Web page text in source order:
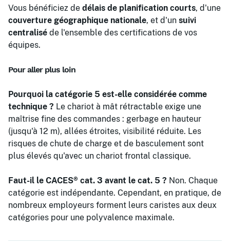
Vous bénéficiez de délais de planification courts, d'une
couverture géographique nationale, et d'un suivi
centralisé de l'ensemble des certifications de vos
équipes.
Pour aller plus loin
Pourquoi la catégorie 5 est-elle considérée comme
technique ? Le chariot à mât rétractable exige une
maîtrise fine des commandes : gerbage en hauteur
(jusqu'à 12 m), allées étroites, visibilité réduite. Les
risques de chute de charge et de basculement sont
plus élevés qu'avec un chariot frontal classique.
Faut-il le CACES® cat. 3 avant le cat. 5 ? Non. Chaque
catégorie est indépendante. Cependant, en pratique, de
nombreux employeurs forment leurs caristes aux deux
catégories pour une polyvalence maximale.